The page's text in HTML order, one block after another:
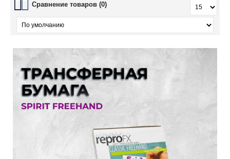
Сравнение товаров (0)